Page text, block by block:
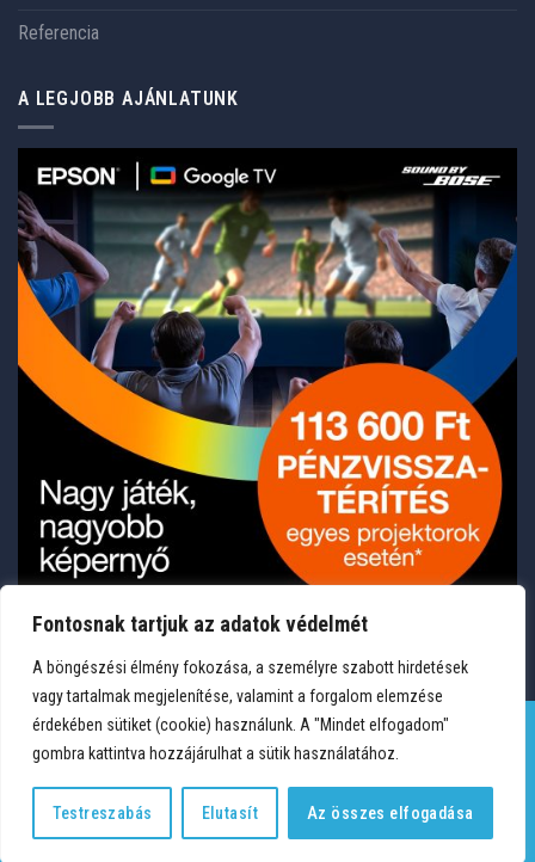
Fontosnak tartjuk az adatok védelmét
A böngészési élmény fokozása, a személyre szabott hirdetések
vagy tartalmak megjelenítése, valamint a forgalom elemzése
érdekében sütiket (cookie) használunk. A "Mindet elfogadom"
gombra kattintva hozzájárulhat a sütik használatához.
Testreszabás Elutasít Az összes elfogadása
Referencia
A LEGJOBB AJÁNLATUNK
Copyright 2026 © Medium Hungary Kft. Minden jog fenntartva.